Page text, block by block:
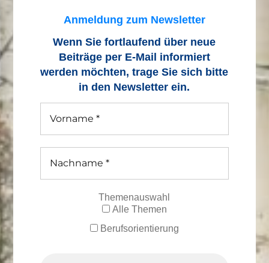
Anmeldung zum Newsletter
Wenn Sie fortlaufend über neue
Beiträge per E-Mail informiert
werden möchten, trage Sie sich bitte
in den Newsletter ein.
Themenauswahl
Alle Themen
Berufsorientierung